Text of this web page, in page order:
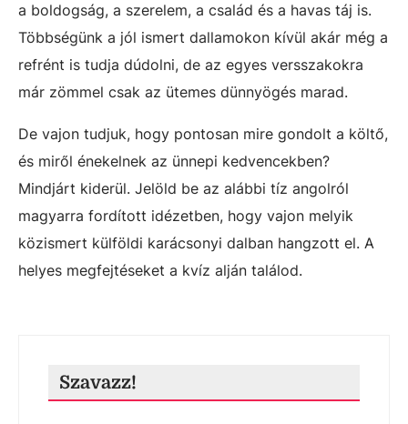
a boldogság, a szerelem, a család és a havas táj is.
Többségünk a jól ismert dallamokon kívül akár még a
refrént is tudja dúdolni, de az egyes versszakokra
már zömmel csak az ütemes dünnyögés marad.
De vajon tudjuk, hogy pontosan mire gondolt a költő,
és miről énekelnek az ünnepi kedvencekben?
Mindjárt kiderül. Jelöld be az alábbi tíz angolról
magyarra fordított idézetben, hogy vajon melyik
közismert külföldi karácsonyi dalban hangzott el. A
helyes megfejtéseket a kvíz alján találod.
Szavazz!